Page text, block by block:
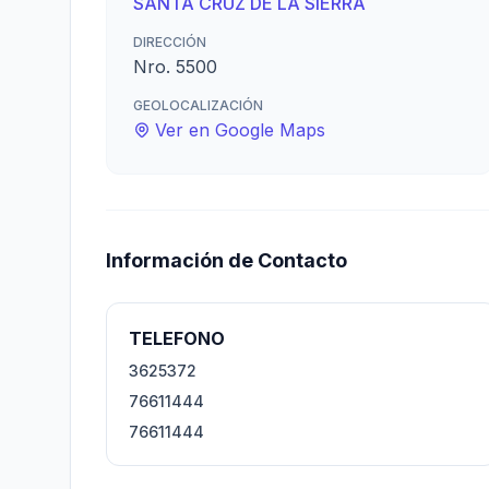
DIRECCIÓN
Nro. 5500
GEOLOCALIZACIÓN
Ver en Google Maps
Información de Contacto
TELEFONO
3625372
76611444
76611444